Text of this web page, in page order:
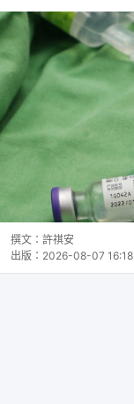
撰文： 許祺安
出版： 2026-08-07 16:18